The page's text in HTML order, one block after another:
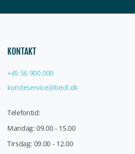
KONTAKT
+45 56 900 000
kundeservice@beof.dk
Telefontid:
Mandag: 09.00 - 15.00
Tirsdag: 09.00 - 12.00